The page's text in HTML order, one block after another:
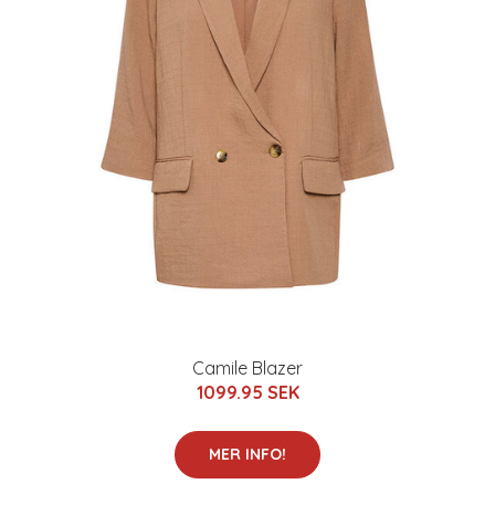
Camile Blazer
1099.95 SEK
MER INFO!